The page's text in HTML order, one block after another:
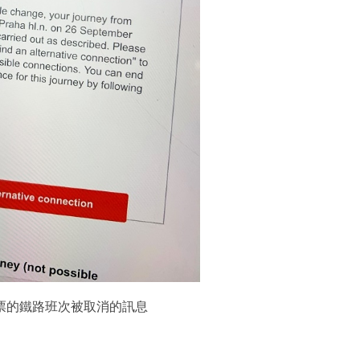
的鐵路班次被取消的訊息